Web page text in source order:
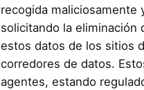
recogida maliciosamente
solicitando la eliminación
estos datos de los sitios
corredores de datos.
agentes, estando